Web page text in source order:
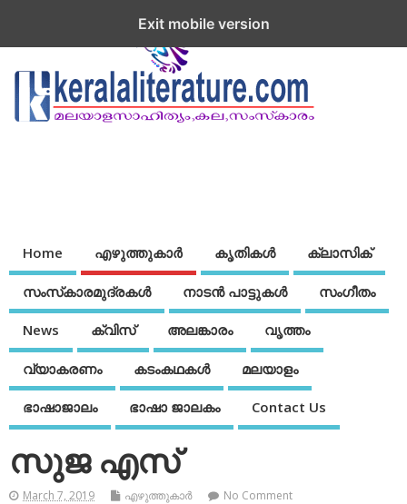
Home എഴുത്തുകാര്‍ കൃതികൾ ക്ലാസിക്
സംസ്‌കാരമുദ്രകള്‍ നാടന്‍ പാട്ടുകള്‍ സംഗീതം
News ക്വിസ് അലങ്കാരം വൃത്തം
വ്യാകരണം കടംകഥകള്‍ മലയാളം
ഭാഷാജാലം ഭാഷാ ജാലകം Contact Us
സുജ എസ്
March 7, 2019 എഴുത്തുകാര്‍ No Comment
Exit mobile version